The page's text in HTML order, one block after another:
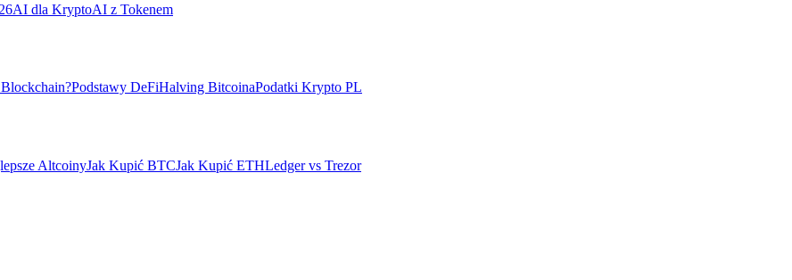
AI dla KryptoAI z Tokenem
Podstawy DeFiHalving BitcoinaPodatki Krypto PL
AltcoinyJak Kupić BTCJak Kupić ETHLedger vs Trezor